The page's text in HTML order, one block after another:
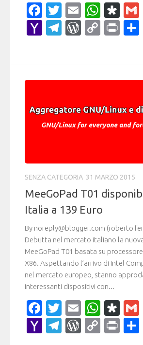
Facebook
Twitter
Email
YahooTelegram
Copy
SENZA CATEGORIA 31 MARZO 2015
MeeGoPad T01
Italia a 139 Euro
By noreply@blogger.com (roberto
Debutta nel mercato italiano la
MeeGoPad T01 basata su
X86. Aspettando l’arrivo di Intel
nel mercato europeo, stanno
interessanti dispositivi con...
Facebook
Twitter
Email
YahooTelegram
Copy